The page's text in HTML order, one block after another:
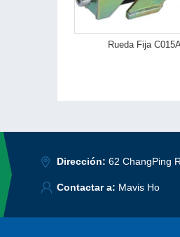
Rueda Fija
Dirección:62 ChangPing
Contactar a: Mavis Ho